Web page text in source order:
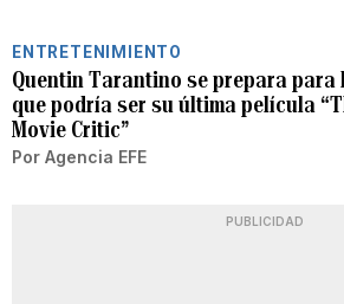
ENTRETENIMIENTO
Quentin Tarantino se prepara para
que podría ser su última película
Movie Critic”
Por Agencia EFE
PUBLICIDAD